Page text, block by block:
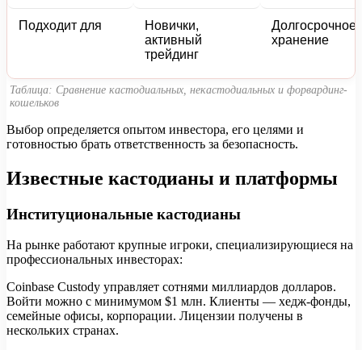
Подходит для
Новички,
активный
трейдинг
Долгосрочное
хранение
Таблица: Сравнение кастодиальных, некастодиальных и форвардинг-
кошельков
Выбор определяется опытом инвестора, его целями и
готовностью брать ответственность за безопасность.
Известные кастодианы и платформы
Институциональные кастодианы
На рынке работают крупные игроки, специализирующиеся на
профессиональных инвесторах:
Coinbase Custody управляет сотнями миллиардов долларов.
Войти можно с минимумом $1 млн. Клиенты — хедж-фонды,
семейные офисы, корпорации. Лицензии получены в
нескольких странах.